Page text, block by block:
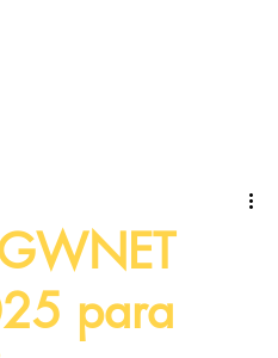
para